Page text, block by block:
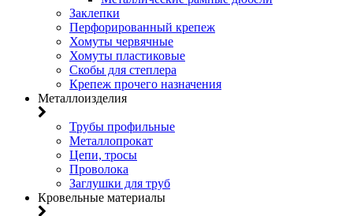
Заклепки
Перфорированный крепеж
Хомуты червячные
Хомуты пластиковые
Скобы для степлера
Крепеж прочего назначения
Металлоизделия
Трубы профильные
Металлопрокат
Цепи, тросы
Проволока
Заглушки для труб
Кровельные материалы